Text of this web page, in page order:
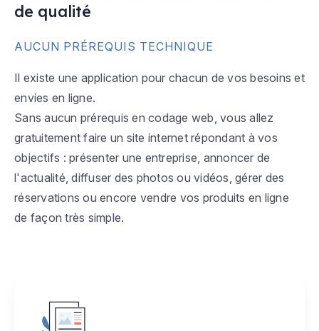
de qualité
AUCUN PRÉREQUIS TECHNIQUE
Il existe une application pour chacun de vos besoins et
envies en ligne.
Sans aucun prérequis en codage web, vous allez
gratuitement faire un site internet répondant à vos
objectifs : présenter une entreprise, annoncer de
l'actualité, diffuser des photos ou vidéos, gérer des
réservations ou encore vendre vos produits en ligne
de façon très simple.